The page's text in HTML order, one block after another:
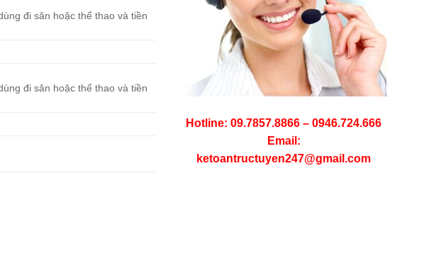
đi săn hoặc thể thao và tiền
đi săn hoặc thể thao và tiền
Hotline: 09.7857.8866 – 0946.724.666
Email:
ketoantructuyen247@gmail.com